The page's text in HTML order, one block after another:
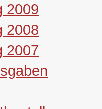
2009
2008
2007